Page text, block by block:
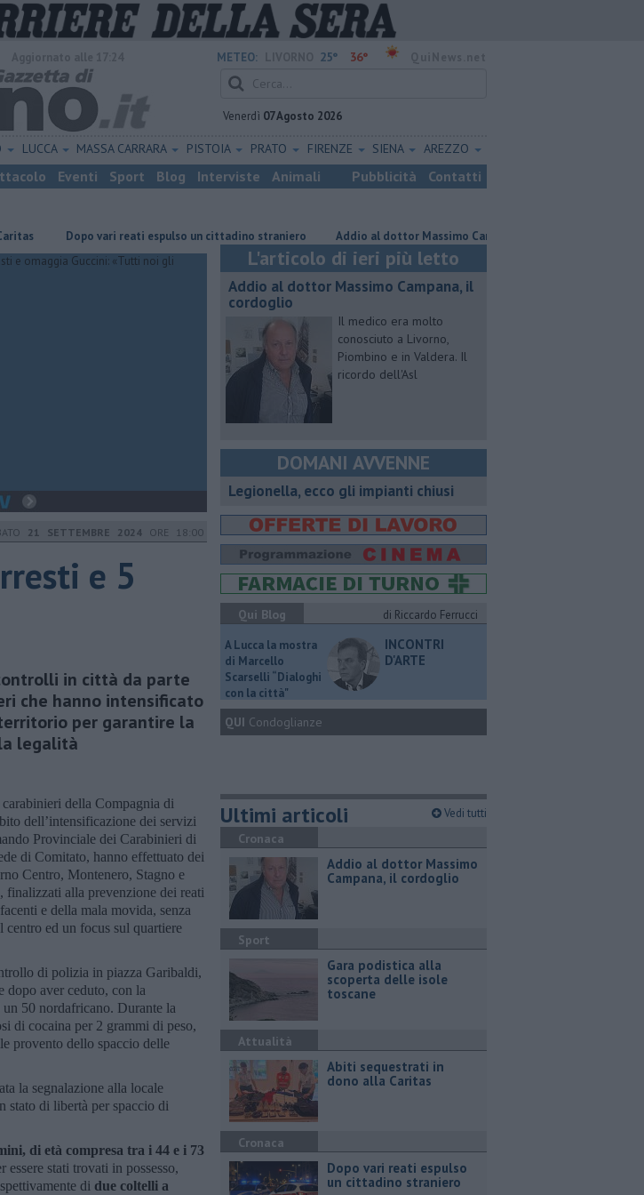
METEO: 25° 36°
Venerdì 07 Agosto 2026
LUCCA MASSA CARRARA PISTOIA PRATO FIRENZE SIENA AREZZO
Eventi Sport Blog Interviste Animali Pubblicità Contatti
Dopo vari reati espulso un cittadino straniero Addio al dottor Massimo Campana, il cordoglio
21 SETTEMBRE 2024 ORE 18:00
e 5
in città da parte
che hanno intensificato
per garantire la
legalità
carabinieri della Compagnia di
dell’intensificazione dei servizi
Provinciale dei Carabinieri di
di Comitato, hanno effettuato dei
Centro, Montenero, Stagno e
alla prevenzione dei reati
e della mala movida, senza
centro ed un focus sul quartiere
di polizia in piazza Garibaldi,
dopo aver ceduto, con la
50 nordafricano. Durante la
di cocaina per 2 grammi di peso,
provento dello spaccio delle
la segnalazione alla locale
stato di libertà per spaccio di
di età compresa tra i 44 e i 73
essere stati trovati in possesso,
di due coltelli a
L'articolo di ieri più letto
Addio al dottor Massimo Campana, il
cordoglio
Il medico era molto
conosciuto a Livorno,
Piombino e in Valdera. Il
ricordo dell'Asl
DOMANI AVVENNE
Legionella, ecco gli impianti chiusi
Qui Blog
di Riccardo Ferrucci
A Lucca la mostra
di Marcello
Scarselli “Dialoghi
con la città"
INCONTRI
D'ARTE
QUI Condoglianze
Ultimi articoli Vedi tutti
Cronaca
Addio al dottor Massimo
Campana, il cordoglio
Sport
Gara podistica alla
scoperta delle isole
toscane
Attualità
Abiti sequestrati in
dono alla Caritas
Cronaca
Dopo vari reati espulso
un cittadino straniero